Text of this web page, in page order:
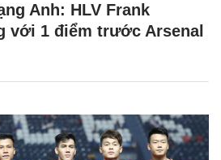
Anh: HLV Frank
với 1 điểm trước Arsenal